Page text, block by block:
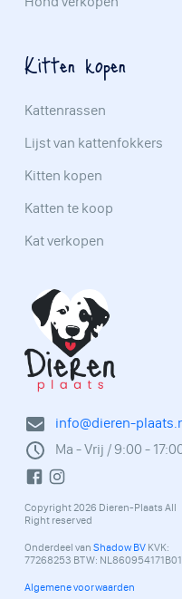
info@dieren-
Ma - Vrij / 9:00 -
Copyright 2026 Dieren-Plaats All
Right reserved
Onderdeel van Shadow BV KVK:
77268253 BTW: NL860954171B01
Algemene voorwaarden
Kitten kopen
Kattenrassen
Lijst van kattenfokkers
Kitten kopen
Katten te koop
Kat verkopen